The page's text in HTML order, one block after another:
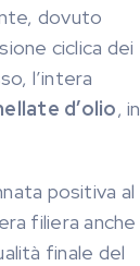
dovuto
ciclica dei
l’intera
d’olio, in
positiva al
filiera anche
finale del